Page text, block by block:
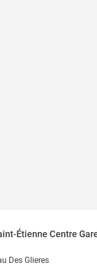
Étienne Centre
Des Glieres